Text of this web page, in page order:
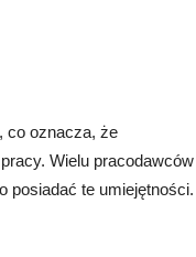
co oznacza, że
Wielu pracodawców
posiadać te umiejętności.